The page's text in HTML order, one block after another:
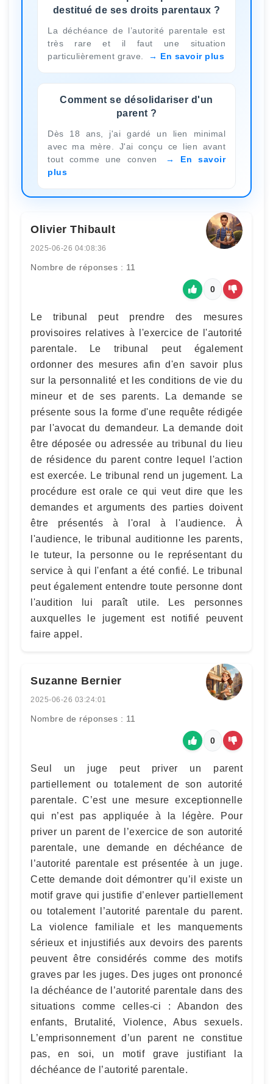
destitué de ses droits parentaux ?
La déchéance de l’autorité parentale est
très rare et il faut une situation
particulièrement grave.
En savoir plus
Comment se désolidariser d'un
parent ?
Dès 18 ans, j'ai gardé un lien minimal
avec ma mère. J'ai conçu ce lien avant
tout comme une conven
En savoir
plus
Olivier Thibault
2025-06-26 04:08:36
Nombre de réponses : 11
0
Le tribunal peut prendre des mesures
provisoires relatives à l'exercice de l'autorité
parentale. Le tribunal peut également
ordonner des mesures afin d'en savoir plus
sur la personnalité et les conditions de vie du
mineur et de ses parents. La demande se
présente sous la forme d'une requête rédigée
par l'avocat du demandeur. La demande doit
être déposée ou adressée au tribunal du lieu
de résidence du parent contre lequel l'action
est exercée. Le tribunal rend un jugement. La
procédure est orale ce qui veut dire que les
demandes et arguments des parties doivent
être présentés à l'oral à l'audience. À
l'audience, le tribunal auditionne les parents,
le tuteur, la personne ou le représentant du
service à qui l'enfant a été confié. Le tribunal
peut également entendre toute personne dont
l'audition lui paraît utile. Les personnes
auxquelles le jugement est notifié peuvent
faire appel.
Suzanne Bernier
2025-06-26 03:24:01
Nombre de réponses : 11
0
Seul un juge peut priver un parent
partiellement ou totalement de son autorité
parentale. C’est une mesure exceptionnelle
qui n’est pas appliquée à la légère. Pour
priver un parent de l’exercice de son autorité
parentale, une demande en déchéance de
l’autorité parentale est présentée à un juge.
Cette demande doit démontrer qu’il existe un
motif grave qui justifie d’enlever partiellement
ou totalement l’autorité parentale du parent.
La violence familiale et les manquements
sérieux et injustifiés aux devoirs des parents
peuvent être considérés comme des motifs
graves par les juges. Des juges ont prononcé
la déchéance de l’autorité parentale dans des
situations comme celles-ci : Abandon des
enfants, Brutalité, Violence, Abus sexuels.
L’emprisonnement d’un parent ne constitue
pas, en soi, un motif grave justifiant la
déchéance de l’autorité parentale.